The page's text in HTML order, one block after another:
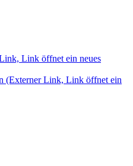
Link öffnet ein neues
(Externer Link, Link öffnet ein